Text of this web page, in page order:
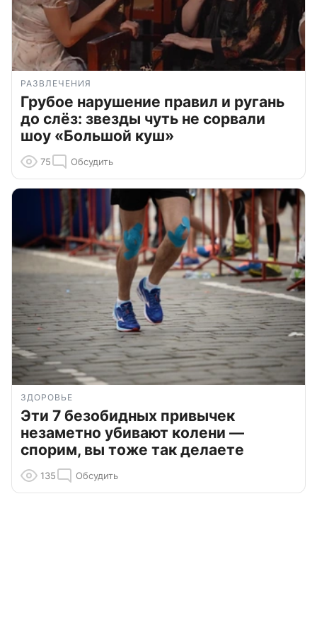
РАЗВЛЕЧЕНИЯ
Грубое нарушение правил и ругань
до слёз: звезды чуть не сорвали
шоу «Большой куш»
75 Обсудить
ЗДОРОВЬЕ
Эти 7 безобидных привычек
незаметно убивают колени —
спорим, вы тоже так делаете
135 Обсудить